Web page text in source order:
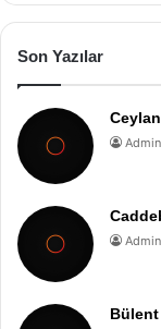
Son Yazılar
Admin
Admin